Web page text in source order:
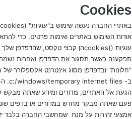
Cookies
אודות השימוש באתרים ואימות פרטים, כדי
תפקענה כאשר תסגור את הדפדפן ואחרות
אמצעי זהירות על מנת שמחשבי החברה בלבד